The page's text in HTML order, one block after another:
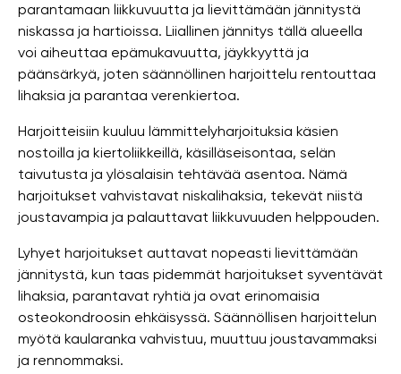
parantamaan liikkuvuutta ja lievittämään jännitystä
niskassa ja hartioissa. Liiallinen jännitys tällä alueella
voi aiheuttaa epämukavuutta, jäykkyyttä ja
päänsärkyä, joten säännöllinen harjoittelu rentouttaa
lihaksia ja parantaa verenkiertoa.
Harjoitteisiin kuuluu lämmittelyharjoituksia käsien
nostoilla ja kiertoliikkeillä, käsilläseisontaa, selän
taivutusta ja ylösalaisin tehtävää asentoa. Nämä
harjoitukset vahvistavat niskalihaksia, tekevät niistä
joustavampia ja palauttavat liikkuvuuden helppouden.
Lyhyet harjoitukset auttavat nopeasti lievittämään
jännitystä, kun taas pidemmät harjoitukset syventävät
lihaksia, parantavat ryhtiä ja ovat erinomaisia ​​
osteokondroosin ehkäisyssä. Säännöllisen harjoittelun
myötä kaularanka vahvistuu, muuttuu joustavammaksi
ja rennommaksi.